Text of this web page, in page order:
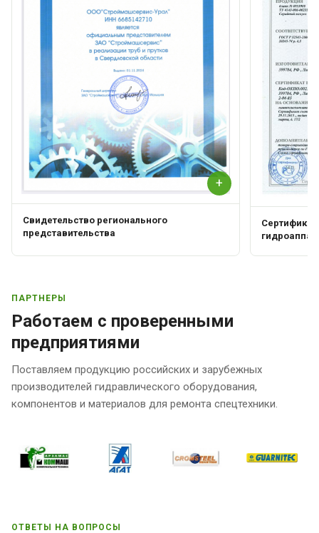
+
Свидетельство регионального
представительства
Сертификат
ПАРТНЕРЫ
Работаем с проверенными
предприятиями
Поставляем продукцию российских и зарубежных
производителей гидравлического оборудования,
компонентов и материалов для ремонта спецтехники.
ОТВЕТЫ НА ВОПРОСЫ